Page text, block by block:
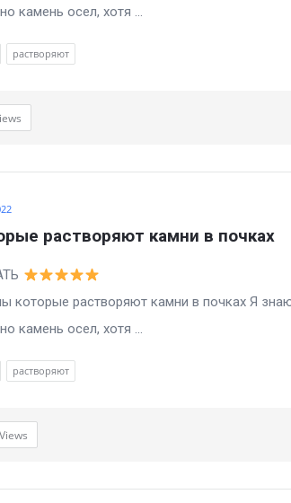
камень осел, хотя ...
растворяют
растворяют камни в почках
которые растворяют камни в почках Я
камень осел, хотя ...
растворяют
Views